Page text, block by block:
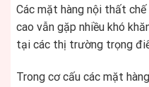
Các mặt hàng nội thất
cao vẫn gặp nhiều khó
tại các thị trường trọng
Trong cơ cấu các mặt